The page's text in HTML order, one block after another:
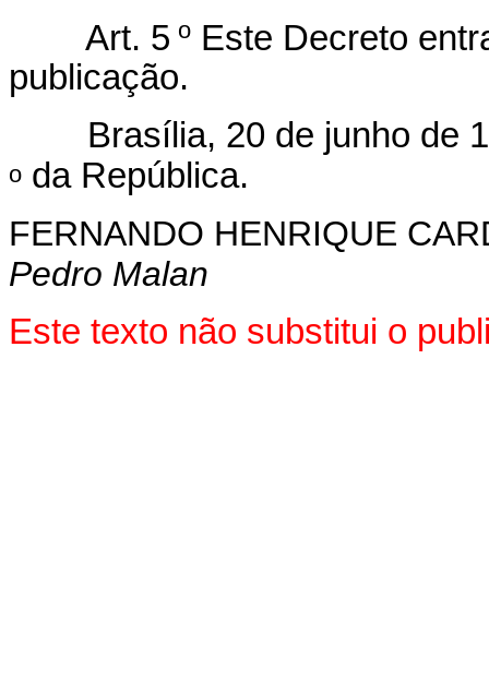
Art. 5 o Este Decreto
publicação.
Brasília, 20 de junho de
o da República.
FERNANDO HENRIQUE
Pedro Malan
Este texto não substitui o